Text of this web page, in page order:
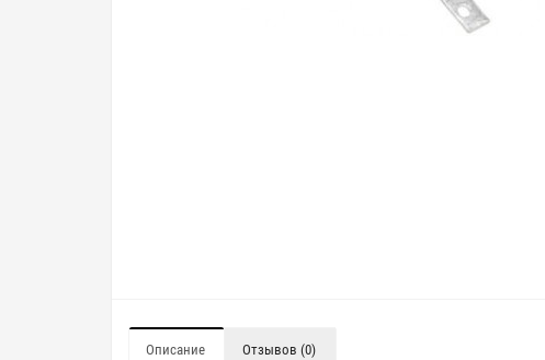
Описание Отзывов (0)